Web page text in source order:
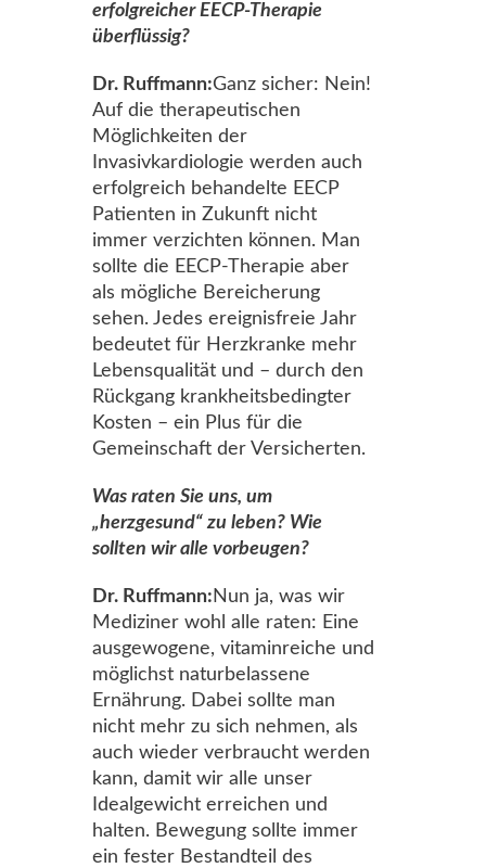
erfolgreicher EECP-Therapie
überflüssig?
Dr. Ruffmann:Ganz sicher: Nein!
Auf die therapeutischen
Möglichkeiten der
Invasivkardiologie werden auch
erfolgreich behandelte EECP
Patienten in Zukunft nicht
immer verzichten können. Man
sollte die EECP-Therapie aber
als mögliche Bereicherung
sehen. Jedes ereignisfreie Jahr
bedeutet für Herzkranke mehr
Lebensqualität und – durch den
Rückgang krankheitsbedingter
Kosten – ein Plus für die
Gemeinschaft der Versicherten.
Was raten Sie uns, um
„herzgesund“ zu leben? Wie
sollten wir alle vorbeugen?
Dr. Ruffmann: Nun ja, was wir
Mediziner wohl alle raten: Eine
ausgewogene, vitaminreiche und
möglichst naturbelassene
Ernährung. Dabei sollte man
nicht mehr zu sich nehmen, als
auch wieder verbraucht werden
kann, damit wir alle unser
Idealgewicht erreichen und
halten. Bewegung sollte immer
ein fester Bestandteil des